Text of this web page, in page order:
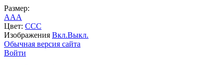
Размер:
AAA
Цвет: CCC
Изображения Вкл.Выкл.
Обычная версия сайта
Войти